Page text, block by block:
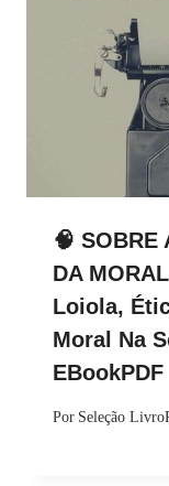
🧠 SOBRE
DA
Loiola,
Moral Na
EBookPDF
Por Seleção